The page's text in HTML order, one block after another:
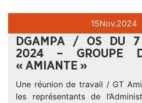
15Nov.2024
DGAMPA / OS DU 7
2024 – GROUPE
« AMIANTE »
Une réunion de travail / GT
les représentants de